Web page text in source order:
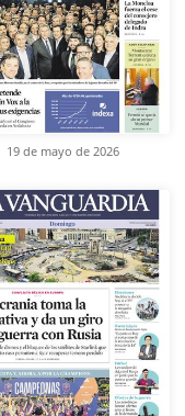
19 de mayo de 2026